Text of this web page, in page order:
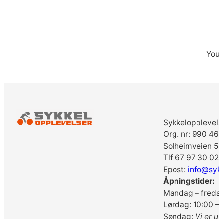
Org. nr: 990
Solheimveien
Tlf 67 97 30 02
Epost:
Åpningstider:
Mandag –
Lørdag: 10:00
Søndag: Vi er